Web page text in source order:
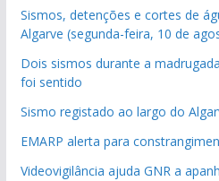
Sismos, detenções e cortes de
Algarve (segunda-feira, 10 de
Dois sismos durante a
foi sentido
Sismo registado ao largo do
EMARP alerta para
Videovigilância ajuda GNR a